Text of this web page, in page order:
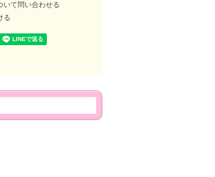
いて問い合わせる
る